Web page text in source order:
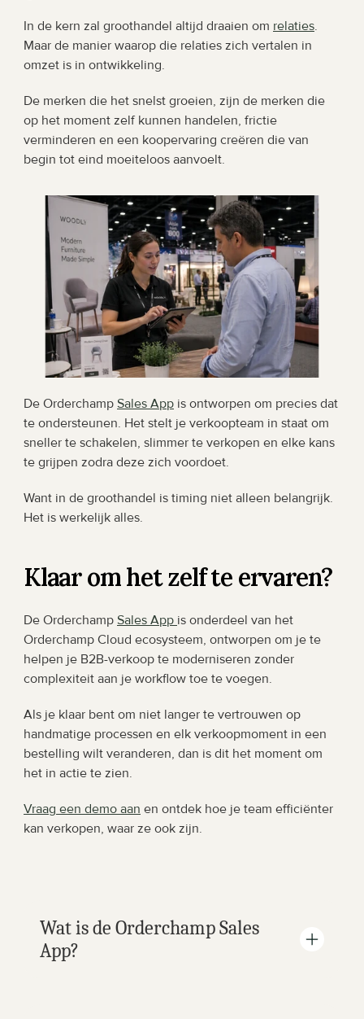
In de kern zal groothandel altijd draaien om relaties.
Maar de manier waarop die relaties zich vertalen in
omzet is in ontwikkeling.
De merken die het snelst groeien, zijn de merken die
op het moment zelf kunnen handelen, frictie
verminderen en een koopervaring creëren die van
begin tot eind moeiteloos aanvoelt.
De Orderchamp Sales App is ontworpen om precies dat
te ondersteunen. Het stelt je verkoopteam in staat om
sneller te schakelen, slimmer te verkopen en elke kans
te grijpen zodra deze zich voordoet.
Want in de groothandel is timing niet alleen belangrijk.
Het is werkelijk alles.
Klaar om het zelf te ervaren?
De Orderchamp Sales App is onderdeel van het
Orderchamp Cloud ecosysteem, ontworpen om je te
helpen je B2B-verkoop te moderniseren zonder
complexiteit aan je workflow toe te voegen.
Als je klaar bent om niet langer te vertrouwen op
handmatige processen en elk verkoopmoment in een
bestelling wilt veranderen, dan is dit het moment om
het in actie te zien.
Vraag een demo aan en ontdek hoe je team efficiënter
kan verkopen, waar ze ook zijn.
Wat is de Orderchamp Sales
App?